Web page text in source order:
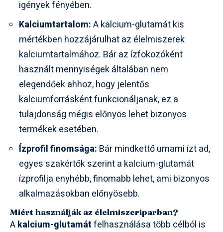
igények fényében.
Kalciumtartalom:A kalcium-glutamát kis
mértékben hozzájárulhat az élelmiszerek
kalciumtartalmához. Bár az ízfokozóként
használt mennyiségek általában nem
elegendőek ahhoz, hogy jelentős
kalciumforrásként funkcionáljanak, ez a
tulajdonság mégis előnyös lehet bizonyos
termékek esetében.
Ízprofil finomsága: Bár mindkettő umami ízt ad,
egyes szakértők szerint a kalcium-glutamát
ízprofilja enyhébb, finomabb lehet, ami bizonyos
alkalmazásokban előnyösebb.
Miért használják az élelmiszeriparban?
Akalcium-glutamátfelhasználása több célból is